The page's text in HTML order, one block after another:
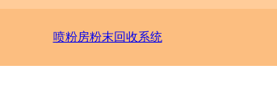
喷粉房粉末回收系统